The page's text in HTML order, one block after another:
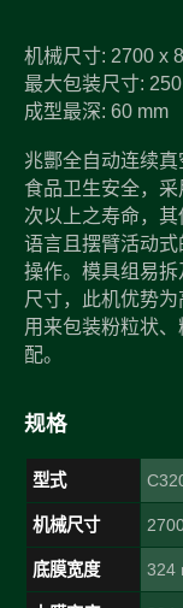
机械尺寸: 2700 x
最大包装尺寸:
成型最深: 60 mm
兆酆全自动连续
食品卫生安全，
次以上之寿命，
语言且摆臂活动
操作。模具组易
尺寸，此机优势
用来包装粉粒状
配。
规格
型式
机械尺寸
底膜宽度 324